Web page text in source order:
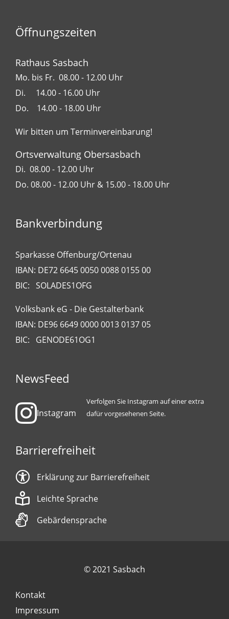
Öffnungszeiten
Rathaus Sasbach
Mo. bis Fr. 08.00 - 12.00 Uhr
Di. 14.00 - 16.00 Uhr
Do. 14.00 - 18.00 Uhr
Wir bitten um Terminvereinbarung!
Ortsverwaltung Obersasbach
Di. 08.00 - 12.00 Uhr
Do. 08.00 - 12.00 Uhr & 15.00 - 18.00 Uhr
Bankverbindung
Sparkasse Offenburg/Ortenau
IBAN: DE72 6645 0050 0088 0155 00
BIC: SOLADES1OFG
Volksbank eG - Die Gestalterbank
IBAN: DE96 6649 0000 0013 0137 05
BIC: GENODE61OG1
NewsFeed
Instagram
Verfolgen Sie Instagram auf einer extra
dafür vorgesehenen Seite.
Barrierefreiheit
Erklärung zur Barrierefreiheit
Leichte Sprache
Gebärdensprache
© 2021 Sasbach
Kontakt
Impressum